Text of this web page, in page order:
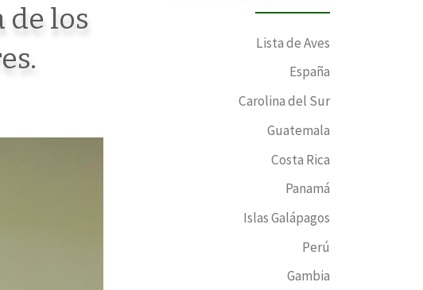
de los
Lista de Aves
España
Carolina del Sur
Guatemala
Costa Rica
Panamá
Islas Galápagos
Perú
Gambia